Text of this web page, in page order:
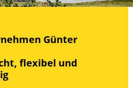
Günter
flexibel und